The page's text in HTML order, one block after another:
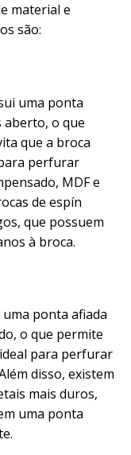
material e
são:
uma ponta
aberto, o que
que a broca
perfurar
MDF e
de espín
que possuem
à broca.
ponta afiada
o que permite
para perfurar
disso, existem
mais duros,
uma ponta